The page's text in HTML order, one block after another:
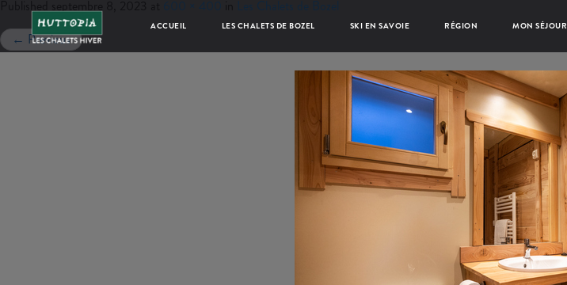
ACCUEIL LES CHALETS DE BOZEL SKI EN SAVOIE RÉGION MON SÉJOUR
Publishedseptembre 8, 2023
← Previous